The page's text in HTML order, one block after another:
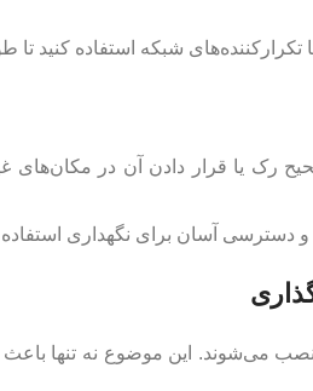
شبکه استفاده کنید تا
یا قرار دادن آن در مکان‌های غیر
و دسترسی آسان برای نگهداری استفاده
می‌شوند. این موضوع نه‌ تنها